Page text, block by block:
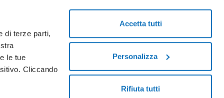
di terze parti,
le tue
Cliccando
Accetta tutti
Personalizza
Rifiuta tutti